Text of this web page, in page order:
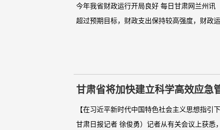
今年我省财政运行开局良好 每日甘肃网兰州讯
超过预期目标，财政支出保持较高强度，财政
甘肃省将加快建立科学高效应急
【在习近平新时代中国特色社会主义思想指
甘肃日报记者 徐俊勇）记者从有关会议上获